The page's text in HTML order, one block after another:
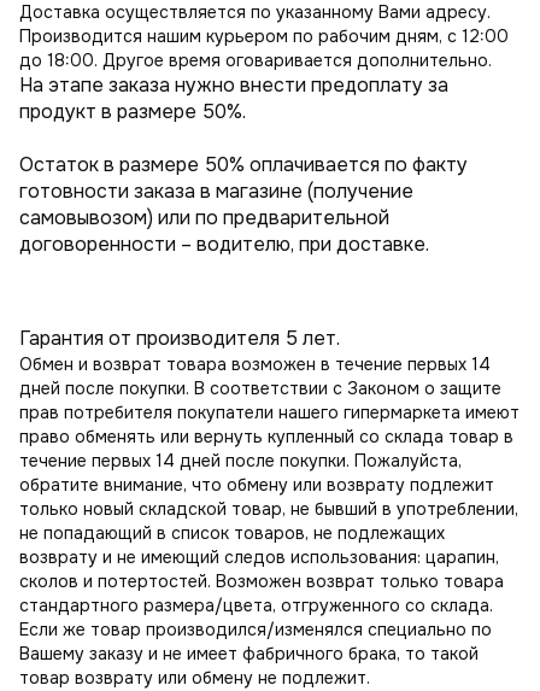
Доставка осуществляется по указанному Вами адресу.
Производится нашим курьером по рабочим дням, с 12:00
до 18:00. Другое время оговаривается дополнительно.
На этапе заказа нужно внести предоплату за
продукт в размере 50%.
Остаток в размере 50% оплачивается по факту
готовности заказа в магазине (получение
самовывозом) или по предварительной
договоренности – водителю, при доставке.
Гарантия от производителя 5 лет.
Обмен и возврат товара возможен в течение первых 14
дней после покупки. В соответствии с Законом о защите
прав потребителя покупатели нашего гипермаркета имеют
право обменять или вернуть купленный со склада товар в
течение первых 14 дней после покупки. Пожалуйста,
обратите внимание, что обмену или возврату подлежит
только новый складской товар, не бывший в употреблении,
не попадающий в список товаров, не подлежащих
возврату и не имеющий следов использования: царапин,
сколов и потертостей. Возможен возврат только товара
стандартного размера/цвета, отгруженного со склада.
Если же товар производился/изменялся специально по
Вашему заказу и не имеет фабричного брака, то такой
товар возврату или обмену не подлежит.